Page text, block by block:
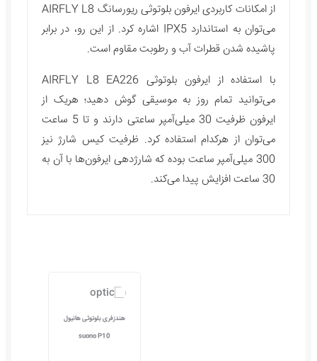
از امکانات کاربردی ایرفون بلوتوثی ریورسانگ AIRFLY L8
می‌توان به استاندارد IPX5 اشاره کرد. از این رو، در برابر
پاشیده شدن قطرات آب و رطوبت مقاوم است.
با استفاده از ایرفون بلوتوثی AIRFLY L8 EA226
می‌توانید تمام روز به موسیقی گوش دهید؛ هریک از
ایرفون ظرفیت 30 میلی‌آمپر ساعتی دارند و تا 5 ساعت
می‌توان از هرکدام استفاده کرد. ظرفیت کیس شارژ نیز
300 میلی‌آمپر ساعت بوده که شارژدهی ایرفون‌ها با آن به
30 ساعت افزایش پیدا می‌کند.
هندزفری بلوتوثی هانیول
suono P10